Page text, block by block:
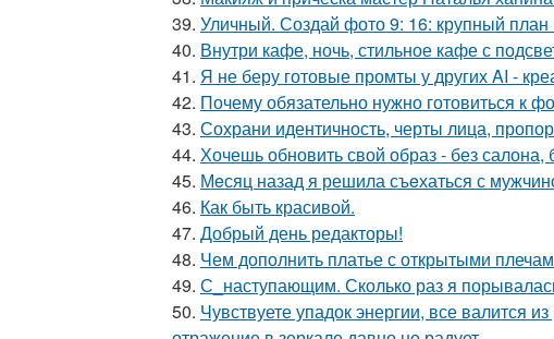
39. Уличный. Создай фото 9: 16: крупный план
40. Внутри кафе, ночь, стильное кафе с
41. Я не беру готовые промты у других AI -
42. Почему обязательно нужно готовиться к
43. Сохрани идентичность, черты лица,
44. Хочешь обновить свой образ - без салона,
45. Мeсяц назад я решила съeхаться с
46. Как быть красивой.
47. Добрый день редакторы!
48. Чем дополнить платье с открытыми
49. С_наступающим. Сколько раз я
50. Чувствуете упадок энергии, все валится